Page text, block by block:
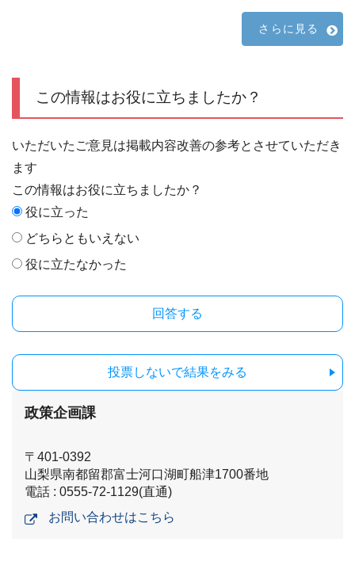
さらに見る
この情報はお役に立ちましたか？
いただいたご意見は掲載内容改善の参考とさせていただき
ます
この情報はお役に立ちましたか？
役に立った
どちらともいえない
役に立たなかった
投票しないで結果をみる
政策企画課
〒401-0392
山梨県南都留郡富士河口湖町船津1700番地
電話 : 0555-72-1129(直通)
お問い合わせはこちら